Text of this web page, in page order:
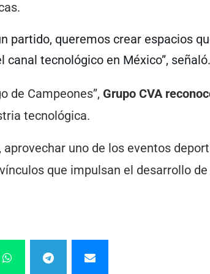
partido, queremos crear espacios
canal tecnológico en México”, señaló.
de Campeones”, Grupo CVA
tecnológica.
uno de los eventos
que impulsan el desarrollo